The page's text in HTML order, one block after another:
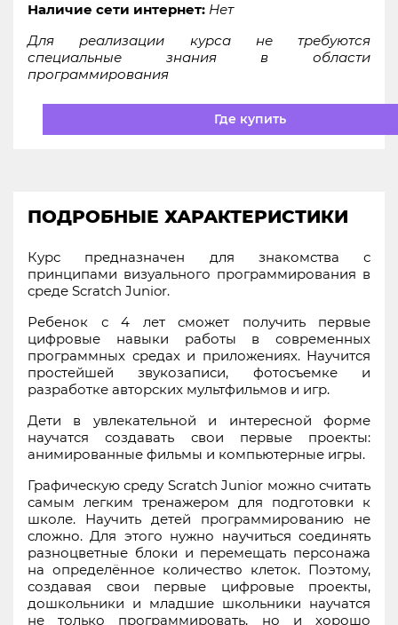
Наличие сети интернет: Нет
Для реализации курса не требуются
специальные знания в области
программирования
Где купить
ПОДРОБНЫЕ ХАРАКТЕРИСТИКИ
Курс предназначен для знакомства с
принципами визуального программирования в
среде Scratch Junior.
Ребенок с 4 лет сможет получить первые
цифровые навыки работы в современных
программных средах и приложениях. Научится
простейшей звукозаписи, фотосъемке и
разработке авторских мультфильмов и игр.
Дети в увлекательной и интересной форме
научатся создавать свои первые проекты:
анимированные фильмы и компьютерные игры.
Графическую среду Scratch Junior можно считать
самым легким тренажером для подготовки к
школе. Научить детей программированию не
сложно. Для этого нужно научиться соединять
разноцветные блоки и перемещать персонажа
на определённое количество клеток. Поэтому,
создавая свои первые цифровые проекты,
дошкольники и младшие школьники научатся
не только программировать, но и хорошо